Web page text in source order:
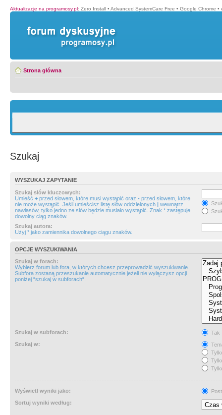
Aktualizacje na programosy.pl: Zero Install • Advanced SystemCare Free • Google Chrome •
Strona główna
Szukaj
WYSZUKAJ ZAPYTANIE
Szukaj słów kluczowych:
Umieść + przed słowem, które musi wystąpić oraz - przed słowem, które
nie może wystąpić. Jeśli umieścisz listę słów oddzielonych | wewnątrz
nawiasów, tylko jedno ze słów będzie musiało wystąpić. Znak * zastępuje
dowolny ciąg znaków.
Szukaj autora:
Użyj * jako zamiennika dowolnego ciągu znaków.
OPCJE WYSZUKIWANIA
Szukaj w forach:
Wybierz forum lub fora, w których chcesz przeprowadzić wyszukiwanie.
Subfora zostaną przeszukanie automatycznie jeżeli nie wyłączysz opcji
poniżej “szukaj w subforach“.
Szukaj w subforach:
Tak
Szukaj w:
Wyświetl wyniki jako:
Sortuj wyniki według: